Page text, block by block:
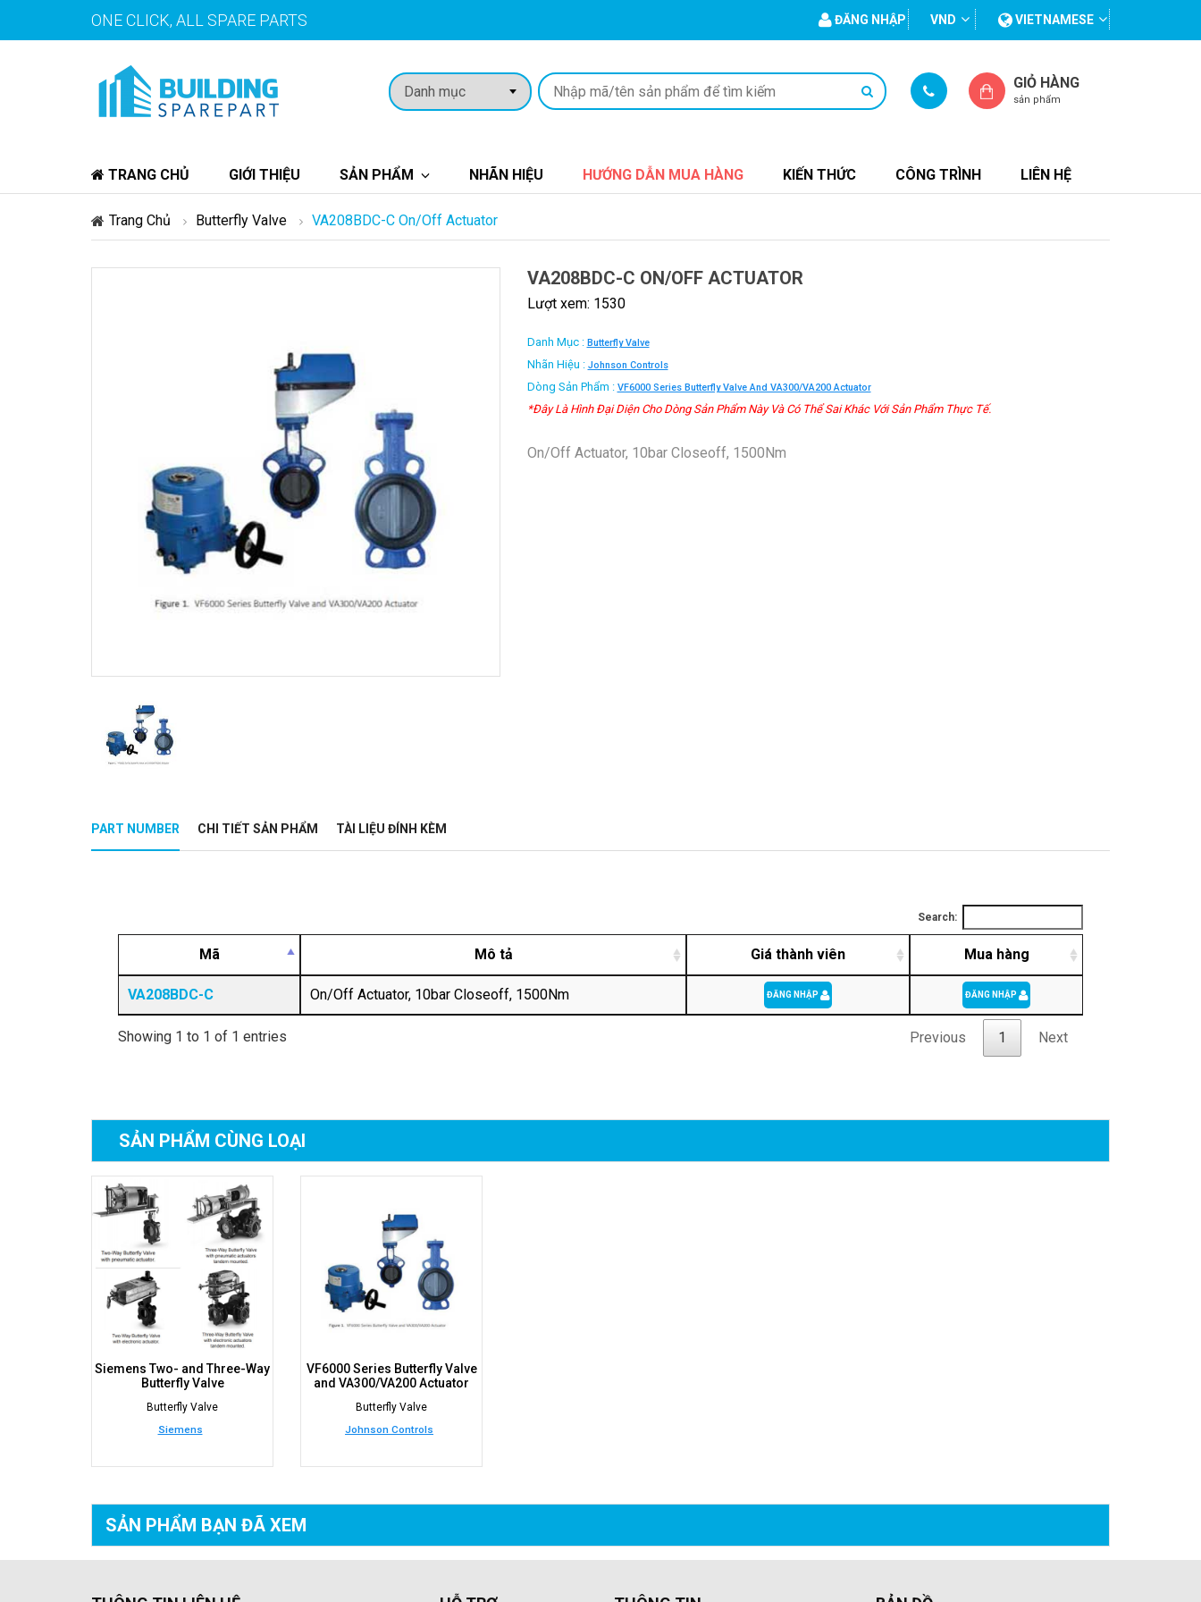
ONE CLICK, ALL SPARE PARTS ĐĂNG NHẬP VND VIETNAMESE
GIỎ HÀNG
sản phẩm
TRANG CHỦ GIỚI THIỆU SẢN PHẨM NHÃN HIỆU HƯỚNG DẪN MUA HÀNG KIẾN THỨC CÔNG TRÌNH LIÊN HỆ
Trang Chủ Butterfly Valve VA208BDC-C On/Off Actuator
VA208BDC-C ON/OFF ACTUATOR
Lượt xem: 1530
Danh Mục : Butterfly Valve
Nhãn Hiệu : Johnson Controls
Dòng Sản Phẩm : VF6000 Series Butterfly Valve And VA300/VA200 Actuator
*Đây Là Hình Đại Diện Cho Dòng Sản Phẩm Này Và Có Thể Sai Khác Với Sản Phẩm Thực Tế.
On/Off Actuator, 10bar Closeoff, 1500Nm
PART NUMBER CHI TIẾT SẢN PHẨM TÀI LIỆU ĐÍNH KÈM
Search:
Mã Mô tả Giá thành viên Mua hàng
VA208BDC-C On/Off Actuator, 10bar Closeoff, 1500Nm ĐĂNG NHẬP ĐĂNG NHẬP
Showing 1 to 1 of 1 entries Previous 1 Next
SẢN PHẨM CÙNG LOẠI
Siemens Two- and Three-Way
Butterfly Valve
Butterfly Valve
Siemens
VF6000 Series Butterfly Valve
and VA300/VA200 Actuator
Butterfly Valve
Johnson Controls
SẢN PHẨM BẠN ĐÃ XEM